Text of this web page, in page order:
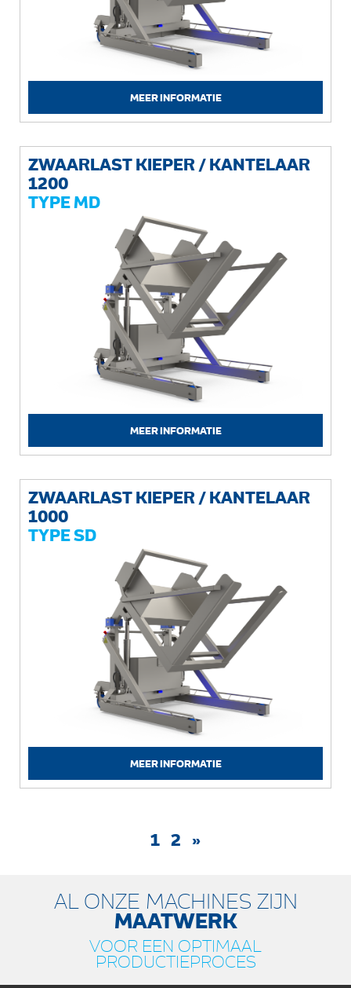
MEER INFORMATIE
ZWAARLAST KIEPER / KANTELAAR
1200
TYPE MD
MEER INFORMATIE
ZWAARLAST KIEPER / KANTELAAR
1000
TYPE SD
MEER INFORMATIE
1 2 »
AL ONZE MACHINES ZIJN
MAATWERK
VOOR EEN OPTIMAAL
PRODUCTIEPROCES